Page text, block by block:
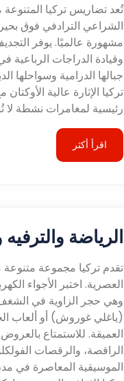
تُعد تضاريس تركيا المتنوعة
الشراعي الترادفي فوق
مشهورة عالميًا. يوفر
وقيادة الدراجات الرباعية
جبالها الدرامية وسواحلها
تركيا الإثارة عالية
رئيسية لمغامرات نشطة لا
اقرأ أكثر
الرياضة
تقدم تركيا مجموعة متنوعة
العصرية. اختبر الأجواء
وهي حجر الزاوية في الشغف
(ياغلي غوروش) أو ألعاب
العميقة. للاستمتاع
الراقصة، والرقصات
الموسيقية المعاصرة في